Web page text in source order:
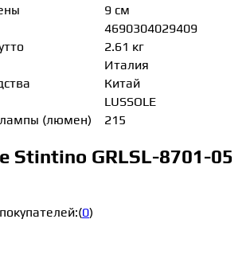
9 см
4690304029409
2.61 кг
Италия
Китай
LUSSOLE
лампы (люмен)
215
Stintino GRLSL-8701-05
(0)